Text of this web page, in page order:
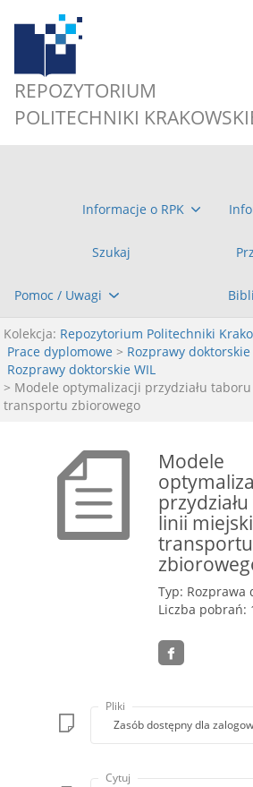
REPOZYTORIUM
POLITECHNIKI
Informacje o RPK
Szukaj
Pomoc / Uwagi
Kolekcja: Repozytorium Politechniki
Prace dyplomowe > Rozprawy
Rozprawy doktorskie WIL
> Modele optymalizacji przydziału
transportu zbiorowego
Modele
linii
transportu
Typ: Rozprawa
Liczba pobrań:
Pliki
Zasób dostępny dla
Cytuj